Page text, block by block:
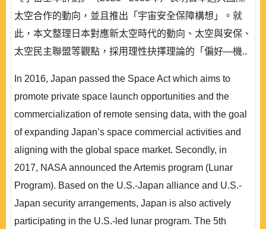
太空合作的動向，並且推出「宇宙安全保障構想」。就
此，本文整理日本對應新太空時代的動向、太空與安保、
太空民主聯盟等觀點，採用理性抉擇理論的「偏好—機..
In 2016, Japan passed the Space Act which aims to
promote private space launch opportunities and the
commercialization of remote sensing data, with the goal
of expanding Japan’s space commercial activities and
aligning with the global space market. Secondly, in
2017, NASA announced the Artemis program (Lunar
Program). Based on the U.S.-Japan alliance and U.S.-
Japan security arrangements, Japan is also actively
participating in the U.S.-led lunar program. The 5th